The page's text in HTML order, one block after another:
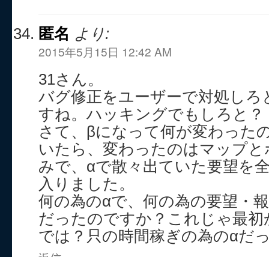
匿名 より:
2015年5月15日 12:42 AM
31さん。
バグ修正をユーザーで対処しろ
すね。ハッキングでもしろと？
さて、βになって何が変わった
いたら、変わったのはマップ
みで、αで散々出ていた要望を
入りました。
何の為のαで、何の為の要望・
だったのですか？これじゃ最
では？只の時間稼ぎの為のαだ